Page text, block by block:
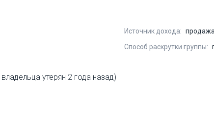
Источник дохода:
Способ раскрутки группы:
утерян 2 года назад)